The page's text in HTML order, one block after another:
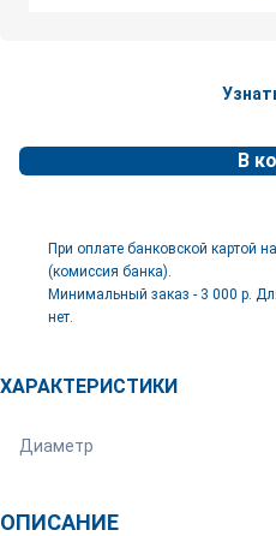
В
При оплате банковской картой
(комиссия банка).
Минимальный заказ - 3 000 р.
нет.
ХАРАКТЕРИСТИКИ
Диаметр
ОПИСАНИЕ